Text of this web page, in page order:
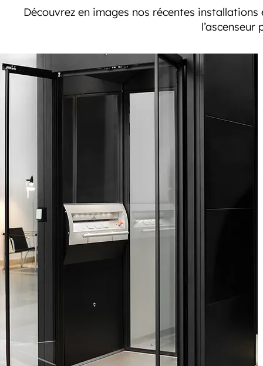
Découvrez en images nos récentes